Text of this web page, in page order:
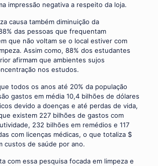
impressão negativa a respeito da loja.
causa também diminuição da
das pessoas que frequentam
que não voltam se o local estiver com
Assim como, 88% dos estudantes
afirmam que ambientes sujos
nos estudos.
todos os anos até 20% da população
gastos em média 10,4 bilhões de dólares
devido a doenças e até perdas de vida,
existem 227 bilhões de gastos com
232 bilhões em remédios e 117
com licenças médicas, o que totaliza $
custos de saúde por ano.
com essa pesquisa focada em limpeza e